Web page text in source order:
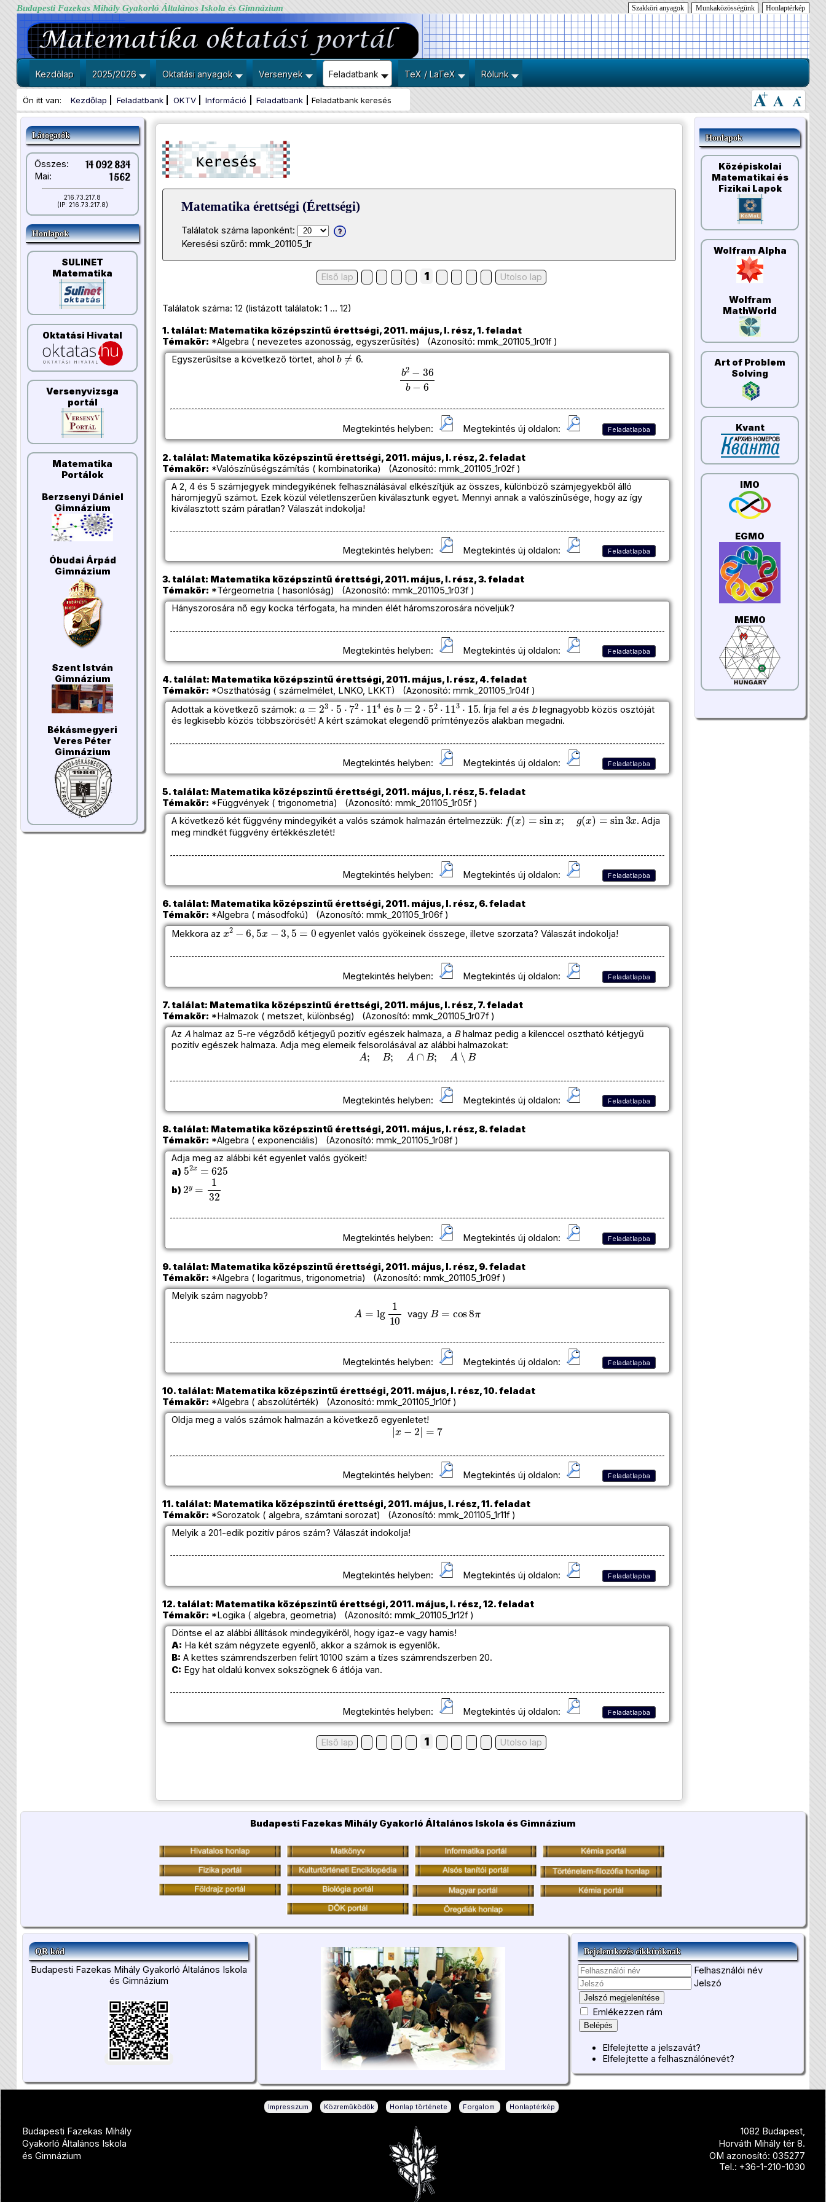
Budapesti Fazekas Mihály Gyakorló Általános Iskola és Gimnázium Honlaptérkép
Munkaközösségünk
Szakköri anyagok
Kezdőlap 2025/2026 Oktatási anyagok Versenyek Feladatbank TeX / LaTeX Rólunk
Ön itt van: Kezdőlap Feladatbank OKTV Információ Feladatbank Feladatbank keresés
Látogatók
Összes: 14 092 834
Mai: 1 562
216.73.217.8
(IP: 216.73.217.8)
Honlapok
SULINET
Matematika
Oktatási Hivatal
Versenyvizsga
portál
Matematika
Portálok
Berzsenyi Dániel
Gimnázium
Óbudai Árpád
Gimnázium
Szent István
Gimnázium
Békásmegyeri
Veres Péter
Gimnázium
Matematika érettségi (Érettségi)
Találatok száma laponként:
Keresési szűrő: mmk_201105_1r
Első lap 1 Utolso lap
Találatok száma: 12 (listázott találatok: 1 ... 12)
1. találat: Matematika középszintű érettségi, 2011. május, I. rész, 1. feladat
Témakör: *Algebra ( nevezetes azonosság, egyszerűsítés) (Azonosító: mmk_201105_1r01f )
Egyszerűsítse a következő törtet, ahol
b≠6
.
b2 −36b
Megtekintés helyben: Megtekintés új oldalon: Feladatlapba
2. találat: Matematika középszintű érettségi, 2011. május, I. rész, 2. feladat
Témakör: *Valószínűségszámítás ( kombinatorika) (Azonosító: mmk_201105_1r02f )
A 2, 4 és 5 számjegyek mindegyikének felhasználásával elkészítjük az összes, különböző számjegyekből álló
háromjegyű számot. Ezek közül véletlenszerűen kiválasztunk egyet. Mennyi annak a valószínűsége, hogy az így
kiválasztott szám páratlan? Válaszát indokolja!
Megtekintés helyben: Megtekintés új oldalon: Feladatlapba
3. találat: Matematika középszintű érettségi, 2011. május, I. rész, 3. feladat
Témakör: *Térgeometria ( hasonlóság) (Azonosító: mmk_201105_1r03f )
Hányszorosára nő egy kocka térfogata, ha minden élét háromszorosára növeljük?
Megtekintés helyben: Megtekintés új oldalon: Feladatlapba
4. találat: Matematika középszintű érettségi, 2011. május, I. rész, 4. feladat
Témakör: *Oszthatóság ( számelmélet, LNKO, LKKT) (Azonosító: mmk_201105_1r04f )
Adottak a következő számok:
a=23⋅5⋅72⋅114
és
b=2⋅52⋅113⋅15
. Írja fel aés blegnagyobb közös osztóját
és legkisebb közös többszörösét! A kért számokat elegendő prímtényezős alakban megadni.
Megtekintés helyben: Megtekintés új oldalon: Feladatlapba
5. találat: Matematika középszintű érettségi, 2011. május, I. rész, 5. feladat
Témakör: *Függvények ( trigonometria) (Azonosító: mmk_201105_1r05f )
A következő két függvény mindegyikét a valós számok halmazán értelmezzük:
f(x)=sinx;g(x)=sin3x
. Adja
meg mindkét függvény értékkészletét!
Megtekintés helyben: Megtekintés új oldalon: Feladatlapba
6. találat: Matematika középszintű érettségi, 2011. május, I. rész, 6. feladat
Témakör: *Algebra ( másodfokú) (Azonosító: mmk_201105_1r06f )
Mekkora az
x2−6,5x−3,5=0
egyenlet valós gyökeinek összege, illetve szorzata? Válaszát indokolja!
Megtekintés helyben: Megtekintés új oldalon: Feladatlapba
7. találat: Matematika középszintű érettségi, 2011. május, I. rész, 7. feladat
Témakör: *Halmazok ( metszet, különbség) (Azonosító: mmk_201105_1r07f )
Az Ahalmaz az 5-re végződő kétjegyű pozitív egészek halmaza, a Bhalmaz pedig a kilenccel osztható kétjegyű
pozitív egészek halmaza. Adja meg elemeik felsorolásával az alábbi halmazokat:
A;B;A∩B;A ∖B
Megtekintés helyben: Megtekintés új oldalon: Feladatlapba
8. találat: Matematika középszintű érettségi, 2011. május, I. rész, 8. feladat
Témakör: *Algebra ( exponenciális) (Azonosító: mmk_201105_1r08f )
Adja meg az alábbi két egyenlet valós gyökeit!
a)
52x=625
b)
2y 32
Megtekintés helyben: Megtekintés új oldalon: Feladatlapba
9. találat: Matematika középszintű érettségi, 2011. május, I. rész, 9. feladat
Témakör: *Algebra ( logaritmus, trigonometria) (Azonosító: mmk_201105_1r09f )
Melyik szám nagyobb?
A lg1 10
vagy
B= π
Megtekintés helyben: Megtekintés új oldalon: Feladatlapba
10. találat: Matematika középszintű érettségi, 2011. május, I. rész, 10. feladat
Témakör: *Algebra ( abszolútérték) (Azonosító: mmk_201105_1r10f )
Oldja meg a valós számok halmazán a következő egyenletet!
|x−2|=7
Megtekintés helyben: Megtekintés új oldalon: Feladatlapba
11. találat: Matematika középszintű érettségi, 2011. május, I. rész, 11. feladat
Témakör: *Sorozatok ( algebra, számtani sorozat) (Azonosító: mmk_201105_1r11f )
Melyik a 201-edik pozitív páros szám? Válaszát indokolja!
Megtekintés helyben: Megtekintés új oldalon: Feladatlapba
12. találat: Matematika középszintű érettségi, 2011. május, I. rész, 12. feladat
Témakör: *Logika ( algebra, geometria) (Azonosító: mmk_201105_1r12f )
Döntse el az alábbi állítások mindegyikéről, hogy igaz-e vagy hamis!
A: Ha két szám négyzete egyenlő, akkor a számok is egyenlők.
B: A kettes számrendszerben felírt 10100 szám a tízes számrendszerben 20.
C: Egy hat oldalú konvex sokszögnek 6 átlója van.
Megtekintés helyben: Megtekintés új oldalon: Feladatlapba
Első lap 1 Utolso lap
Honlapok
Középiskolai
Matematikai és
Fizikai Lapok
Wolfram Alpha
Wolfram
MathWorld
Art of Problem
Solving
Kvant
IMO
EGMO
MEMO
Budapesti Fazekas Mihály Gyakorló Általános Iskola és Gimnázium
QR kód
Budapesti Fazekas Mihály Gyakorló Általános Iskola
és Gimnázium
Bejelentkezés cikkíróknak
Felhasználói név
Jelszó
Jelszó megjelenítése
Emlékezzen rám
Belépés
Elfelejtette a jelszavát?
Elfelejtette a felhasználónevét?
Impresszum | Közreműködők | Honlap története | Forgalom | Honlaptérkép
Budapesti Fazekas Mihály
Gyakorló Általános Iskola
és Gimnázium
1082 Budapest,
Horváth Mihály tér 8.
OM azonosító: 035277
Tel.: +36-1-210-1030